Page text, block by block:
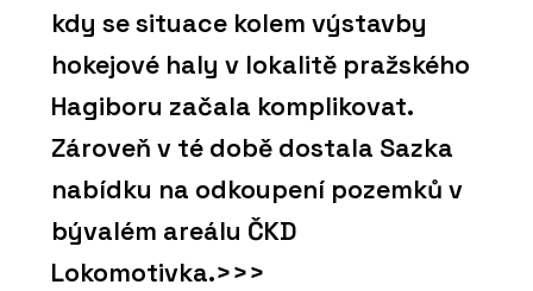
kdy se situace kolem výstavby
hokejové haly v lokalitě pražského
Hagiboru začala komplikovat.
Zároveň v té době dostala Sazka
nabídku na odkoupení pozemků v
bývalém areálu ČKD
Lokomotivka.>>>